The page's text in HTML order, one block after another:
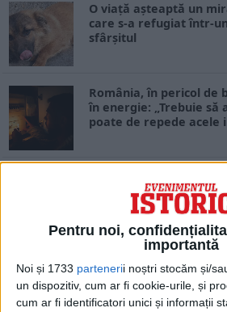
Pentru noi,
importantă
Noi și 1733 partenerii noștri stocăm și/
un dispozitiv, cum ar fi cookie-urile, și
cum ar fi identificatori unici și informații
O viață așteaptă un
care s-a refugiat într-
sfârșitul
România, în pericol de
în energie: „Trebuie să
poate de repede acele
pensiilor fără termen
contestații
Imposibila avere